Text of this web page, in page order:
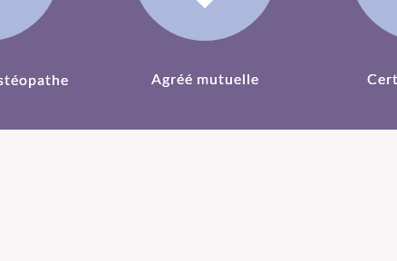
Agréé mutuelle